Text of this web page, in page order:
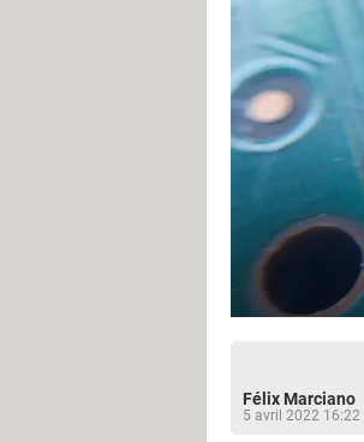
Félix Marciano
5 avril 2022 16:22